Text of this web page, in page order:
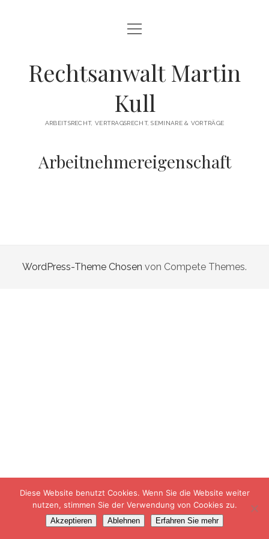
HOME
SEMINARE UND VORTRÄGE
Menü
INTERVIEW ZUM THEMA KÜNDIGUNG
DOWNLOADS
DATENSCHUTZERKLÄRUNG
Menü
öffnen
Rechtsanwalt Martin
Kull
ARBEITSRECHT, VERTRAGSRECHT, SEMINARE & VORTRÄGE
Arbeitnehmereigenschaft
WordPress-Theme Chosen von Compete Themes.
Diese Website benutzt Cookies. Wenn Sie die Website weiter
nutzen, stimmen Sie der Verwendung von Cookies zu.
Akzeptieren Ablehnen Erfahren Sie mehr